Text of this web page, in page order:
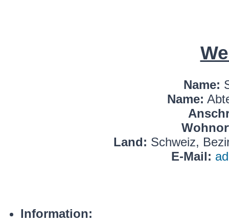
Name:
Name:
Land: Schweiz,
E-Mail:
Information: